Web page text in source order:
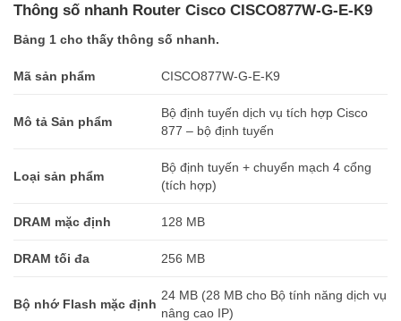
Thông số nhanh Router Cisco CISCO877W-G-E-K9
Bảng 1 cho thấy thông số nhanh.
Mã sản phẩm CISCO877W-G-E-K9
Mô tả Sản phẩm
Bộ định tuyến dịch vụ tích hợp Cisco
877 – bộ định tuyến
Loại sản phẩm
Bộ định tuyến + chuyển mạch 4 cổng
(tích hợp)
DRAM mặc định 128 MB
DRAM tối đa 256 MB
Bộ nhớ Flash mặc định
24 MB (28 MB cho Bộ tính năng dịch vụ
nâng cao IP)